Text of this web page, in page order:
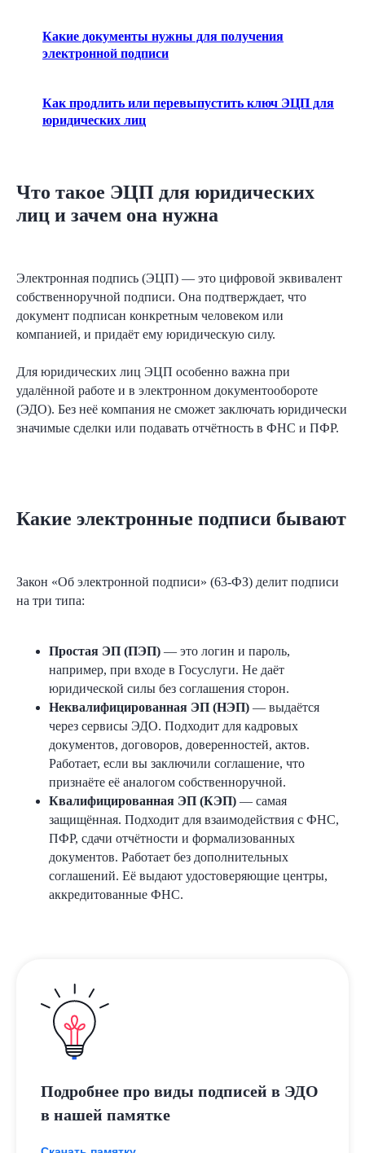
Какие документы нужны для получения
электронной подписи
Как продлить или перевыпустить ключ ЭЦП для
юридических лиц
Что такое ЭЦП для юридических
лиц и зачем она нужна
Электронная подпись (ЭЦП) — это цифровой эквивалент
собственноручной подписи. Она подтверждает, что
документ подписан конкретным человеком или
компанией, и придаёт ему юридическую силу.
Для юридических лиц ЭЦП особенно важна при
удалённой работе и в электронном документообороте
(ЭДО). Без неё компания не сможет заключать юридически
значимые сделки или подавать отчётность в ФНС и ПФР.
Какие электронные подписи бывают
Закон «Об электронной подписи» (63-ФЗ) делит подписи
на три типа:
Простая ЭП (ПЭП) — это логин и пароль,
например, при входе в Госуслуги. Не даёт
юридической силы без соглашения сторон.
Неквалифицированная ЭП (НЭП) — выдаётся
через сервисы ЭДО. Подходит для кадровых
документов, договоров, доверенностей, актов.
Работает, если вы заключили соглашение, что
признаёте её аналогом собственноручной.
Квалифицированная ЭП (КЭП) — самая
защищённая. Подходит для взаимодействия с ФНС,
ПФР, сдачи отчётности и формализованных
документов. Работает без дополнительных
соглашений. Её выдают удостоверяющие центры,
аккредитованные ФНС.
Подробнее про виды подписей в ЭДО
в нашей памятке